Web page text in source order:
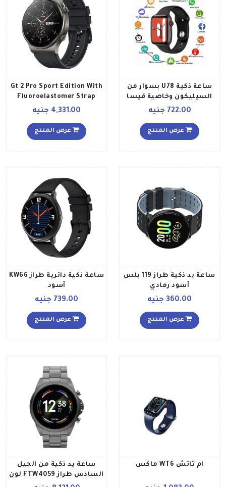
ساعة ذكية U78 بسوار من
السيليكون وخاصية قيسا
مستوى الأكسجين
اللغة العربية ومتوافقة مع
أنظمة تشغيل أندرويد وآي
722.00 جنيه
عرض المنتج
Gt 2 Pro Sport Edition With
Fluoroelastomer Strap
أسود ليلي
4,331.00 جنيه
عرض المنتج
ساعة يد ذكية طراز 119 بلس
أسود رمادي
360.00 جنيه
عرض المنتج
ساعة ذكية دائرية طراز KW66
أسود
739.00 جنيه
عرض المنتج
ام تاتش WT6 ماكس
ساعة يد ذكية من الجيل
السادس طراز FTW4059 لون
أسود